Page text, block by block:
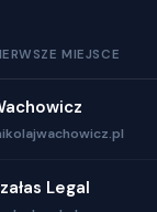
MIEJSCE
Legal